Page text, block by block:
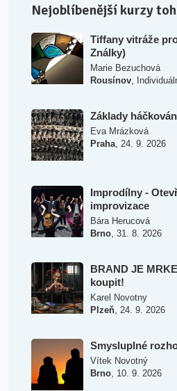
Nejoblíbenější kurzy
Tiffany vitráže
Ználky)
Marie Bezuchová
Rousínov,
Základy
Eva Mrázková
Praha, 24. 9. 2026
Improdílny -
improvizace
Bára Herucová
Brno, 31. 8. 2026
BRAND JE
koupit!
Karel Novotny
Plzeň, 24. 9. 2026
Smysluplné
Vítek Novotný
Brno, 10. 9. 2026